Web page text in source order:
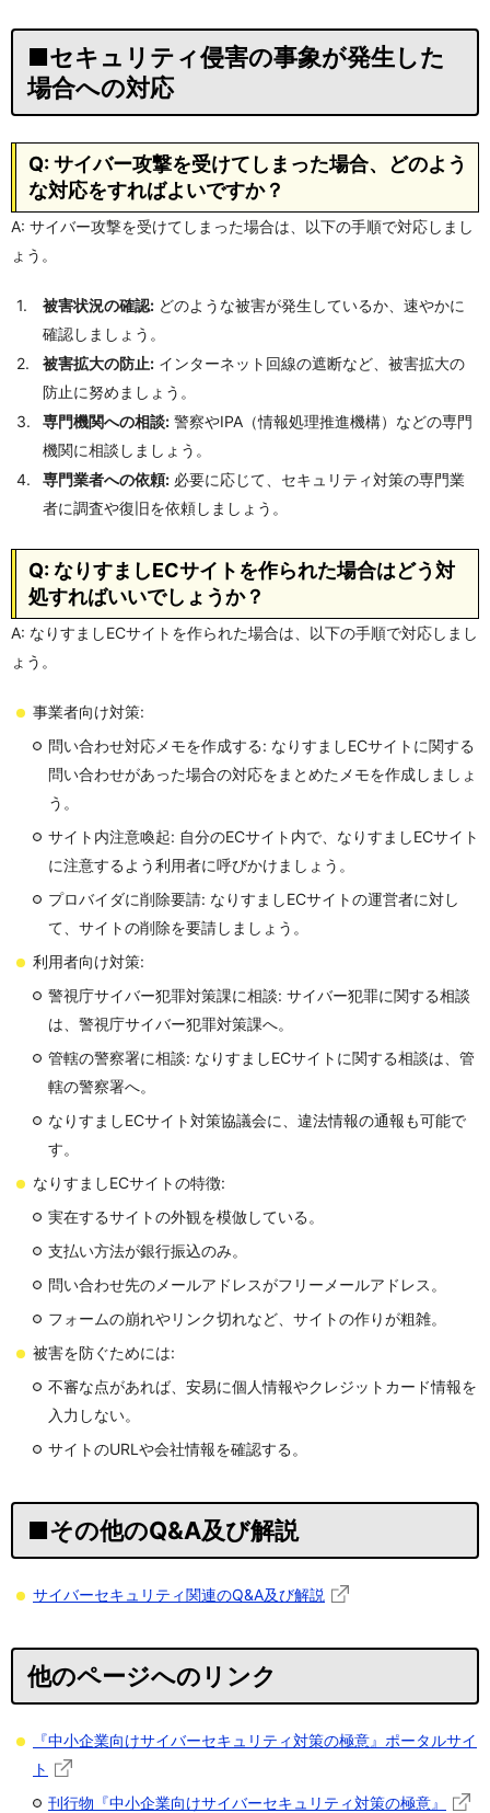
■セキュリティ侵害の事象が発生した
場合への対応
Q: サイバー攻撃を受けてしまった場合、どのよう
な対応をすればよいですか？
A: サイバー攻撃を受けてしまった場合は、以下の手順で対応しまし
ょう。
被害状況の確認: どのような被害が発生しているか、速やかに
確認しましょう。
被害拡大の防止: インターネット回線の遮断など、被害拡大の
防止に努めましょう。
専門機関への相談: 警察やIPA（情報処理推進機構）などの専門
機関に相談しましょう。
専門業者への依頼: 必要に応じて、セキュリティ対策の専門業
者に調査や復旧を依頼しましょう。
Q: なりすましECサイトを作られた場合はどう対
処すればいいでしょうか？
A: なりすましECサイトを作られた場合は、以下の手順で対応しまし
ょう。
事業者向け対策:
問い合わせ対応メモを作成する: なりすましECサイトに関する
問い合わせがあった場合の対応をまとめたメモを作成しましょ
う。
サイト内注意喚起: 自分のECサイト内で、なりすましECサイト
に注意するよう利用者に呼びかけましょう。
プロバイダに削除要請: なりすましECサイトの運営者に対し
て、サイトの削除を要請しましょう。
利用者向け対策:
警視庁サイバー犯罪対策課に相談: サイバー犯罪に関する相談
は、警視庁サイバー犯罪対策課へ。
管轄の警察署に相談: なりすましECサイトに関する相談は、管
轄の警察署へ。
なりすましECサイト対策協議会に、違法情報の通報も可能で
す。
なりすましECサイトの特徴:
実在するサイトの外観を模倣している。
支払い方法が銀行振込のみ。
問い合わせ先のメールアドレスがフリーメールアドレス。
フォームの崩れやリンク切れなど、サイトの作りが粗雑。
被害を防ぐためには:
不審な点があれば、安易に個人情報やクレジットカード情報を
入力しない。
サイトのURLや会社情報を確認する。
■その他のQ&A及び解説
サイバーセキュリティ関連のQ&A及び解説
他のページへのリンク
『中小企業向けサイバーセキュリティ対策の極意』ポータルサイ
ト
刊行物『中小企業向けサイバーセキュリティ対策の極意』